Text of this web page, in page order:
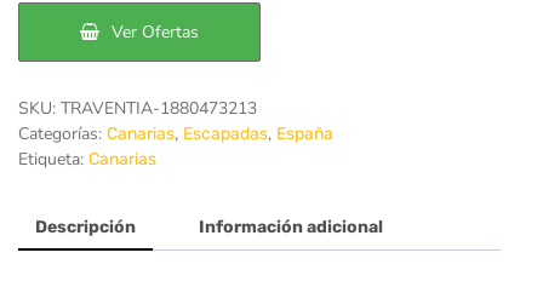
173€.129€.
Ver Ofertas
SKU: TRAVENTIA-1880473213
Categorías: Canarias, Escapadas, España
Etiqueta: Canarias
Descripción Información adicional